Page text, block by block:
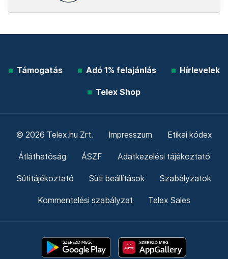
Támogatás Adó 1% felajánlás Hírlevelek
Telex Shop
© 2026 Telex.hu Zrt. Impresszum Etikai kódex
Átláthatóság ÁSZF Adatkezelési tájékoztató
Sütitájékoztató Süti beállítások Szabályzatok
Kommentelési szabályzat Telex Sales